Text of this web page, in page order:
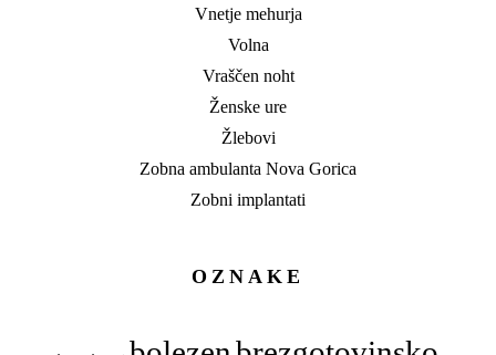
Vnetje mehurja
Volna
Vraščen noht
Ženske ure
Žlebovi
Zobna ambulanta Nova Gorica
Zobni implantati
OZNAKE